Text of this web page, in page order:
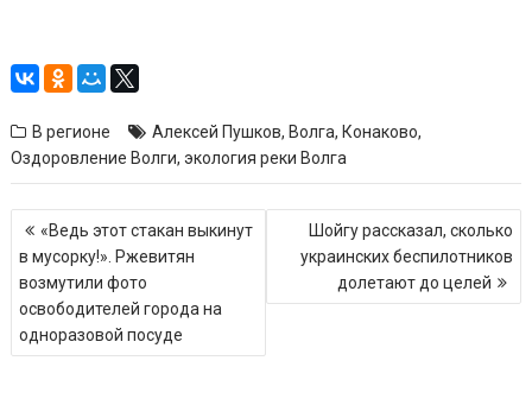
В регионе Алексей Пушков, Волга, Конаково,
Оздоровление Волги,экология реки Волга
Навигация
по
записям
«Ведь этот стакан выкинут
в мусорку!». Ржевитян
возмутили фото
освободителей города на
одноразовой посуде
Шойгу рассказал, сколько
украинских беспилотников
долетают до целей